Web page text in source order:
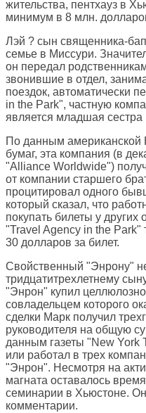
жительства, пентхауз в
минимум в 8 млн.
Лэй ? сын священника-
семье в Миссури.
он передал
звонившие в отдел,
поездок, автоматически
in the Park", частную
является младшая
По данным американской
бумаг, эта компания (в
"Alliance Worldwide")
от компании старшего
процитировал одного
который сказал, что
покупать билеты у других
"Travel Agency in the Park"
30 долларов за билет.
Свойственный "Энрону"
тридцатитрехлетнему
"Энрон" купил
совладельцем которого
сделки Марк получил
руководителя на общую
данным газеты "New York
или работал в трех
"Энрон". Несмотря на
магната оставалось
семинарии в Хьюстоне. Он
комментарии.